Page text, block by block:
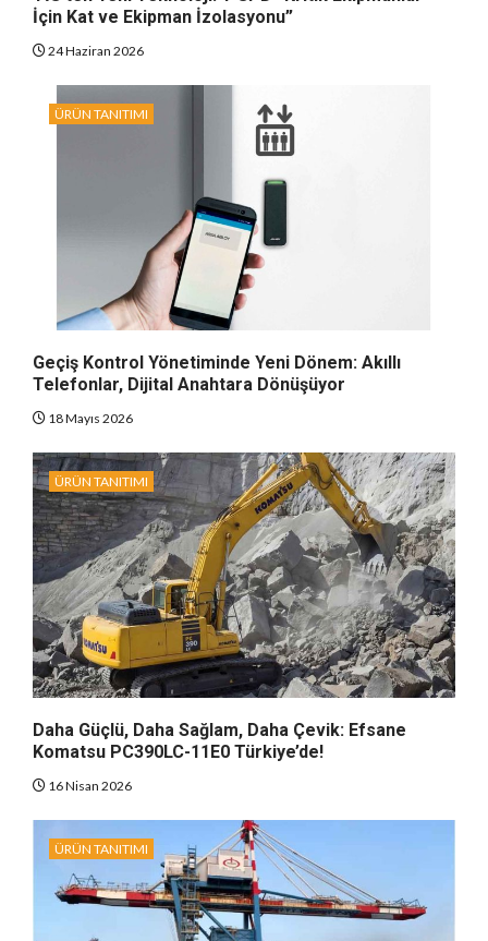
İçin Kat ve Ekipman İzolasyonu”
24 Haziran 2026
ÜRÜN TANITIMI
Geçiş Kontrol Yönetiminde Yeni Dönem: Akıllı
Telefonlar, Dijital Anahtara Dönüşüyor
18 Mayıs 2026
ÜRÜN TANITIMI
Daha Güçlü, Daha Sağlam, Daha Çevik: Efsane
Komatsu PC390LC-11E0 Türkiye’de!
16 Nisan 2026
ÜRÜN TANITIMI